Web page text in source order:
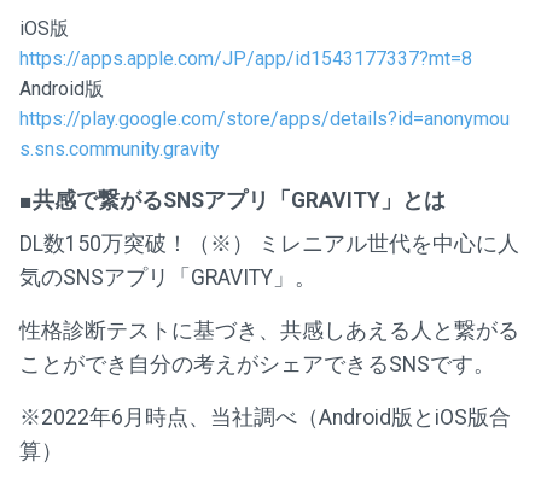
iOS版
https://apps.apple.com/JP/app/id1543177337?mt=8
Android版
https://play.google.com/store/apps/details?id=anonymou
s.sns.community.gravity
■共感で繋がるSNSアプリ「GRAVITY」とは
DL数150万突破！（※） ミレニアル世代を中心に人
気のSNSアプリ「GRAVITY」。
性格診断テストに基づき、共感しあえる人と繋がる
ことができ自分の考えがシェアできるSNSです。
※2022年6月時点、当社調べ（Android版とiOS版合
算）